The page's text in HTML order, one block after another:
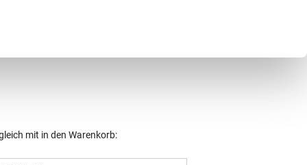
mit in den Warenkorb: